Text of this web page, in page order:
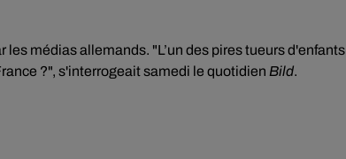
les médias allemands. "L’un des pires tueurs d'enfants
?", s'interrogeait samedi le quotidien Bild.